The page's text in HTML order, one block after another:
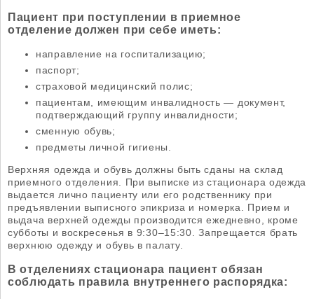
Пациент при поступлении в приемное
отделение должен при себе иметь:
направление на госпитализацию;
паспорт;
страховой медицинский полис;
пациентам, имеющим инвалидность — документ,
подтверждающий группу инвалидности;
сменную обувь;
предметы личной гигиены.
Верхняя одежда и обувь должны быть сданы на склад
приемного отделения. При выписке из стационара одежда
выдается лично пациенту или его родственнику при
предъявлении выписного эпикриза и номерка. Прием и
выдача верхней одежды производится ежедневно, кроме
субботы и воскресенья в 9:30–15:30. Запрещается брать
верхнюю одежду и обувь в палату.
В отделениях стационара пациент обязан
соблюдать правила внутреннего распорядка: